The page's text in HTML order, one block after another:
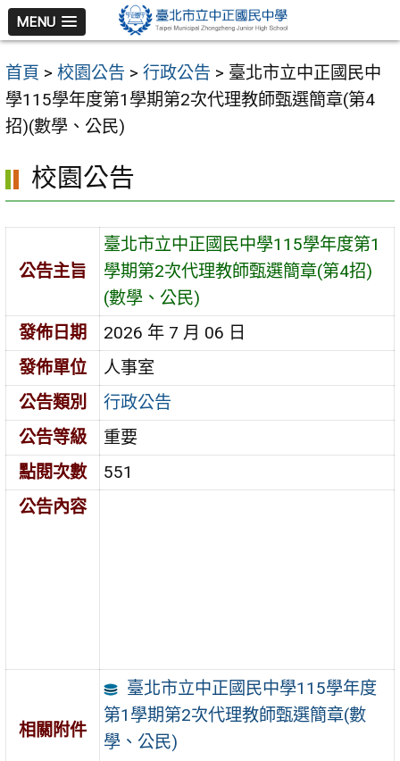
跳
至
主
要
內
區
MENU
首頁 > 校園公告 > 行政公告 > 臺北市立中正國民中
學115學年度第1學期第2次代理教師甄選簡章(第4
招)(數學、公民)
校園公告
公告主旨
臺北市立中正國民中學115學年度第1
學期第2次代理教師甄選簡章(第4招)
(數學、公民)
發佈日期
2026 年 7 月 06 日
發佈單位
人事室
公告類別
行政公告
公告等級
重要
點閱次數
551
公告內容
相關附件
臺北市立中正國民中學115學年度
第1學期第2次代理教師甄選簡章(數
學、公民)